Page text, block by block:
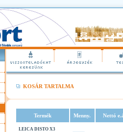
KOSÁR TARTALMA
Termék Menny. Nettó
LEICA DISTO X3